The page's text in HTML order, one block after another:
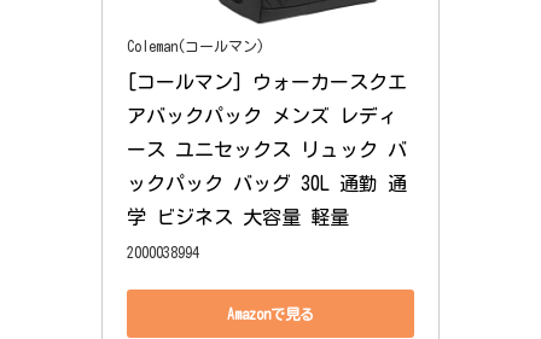
Coleman(コールマン)
[コールマン] ウォーカースクエ
アバックパック メンズ レディ
ース ユニセックス リュック バ
ックパック バッグ 30L 通勤 通
学 ビジネス 大容量 軽量
2000038994
Amazonで見る